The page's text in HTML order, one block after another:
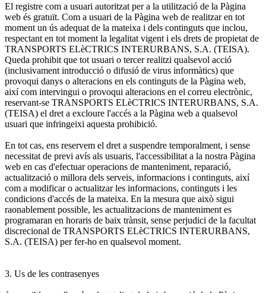
El registre com a usuari autoritzat per a la utilització de la Pàgina
web és gratuït. Com a usuari de la Pàgina web de realitzar en tot
moment un ús adequat de la mateixa i dels continguts que inclou,
respectant en tot moment la legalitat vigent i els drets de propietat de
TRANSPORTS ELèCTRICS INTERURBANS, S.A. (TEISA).
Queda prohibit que tot usuari o tercer realitzi qualsevol acció
(inclusivament introducció o difusió de virus informàtics) que
provoqui danys o alteracions en els continguts de la Pàgina web,
així com intervingui o provoqui alteracions en el correu electrònic,
reservant-se TRANSPORTS ELèCTRICS INTERURBANS, S.A.
(TEISA) el dret a excloure l'accés a la Pàgina web a qualsevol
usuari que infringeixi aquesta prohibició.
En tot cas, ens reservem el dret a suspendre temporalment, i sense
necessitat de previ avís als usuaris, l'accessibilitat a la nostra Pàgina
web en cas d'efectuar operacions de manteniment, reparació,
actualització o millora dels serveis, informacions i continguts, així
com a modificar o actualitzar les informacions, continguts i les
condicions d'accés de la mateixa. En la mesura que això sigui
raonablement possible, les actualitzacions de manteniment es
programaran en horaris de baix trànsit, sense perjudici de la facultat
discrecional de TRANSPORTS ELèCTRICS INTERURBANS,
S.A. (TEISA) per fer-ho en qualsevol moment.
3. Us de les contrasenyes